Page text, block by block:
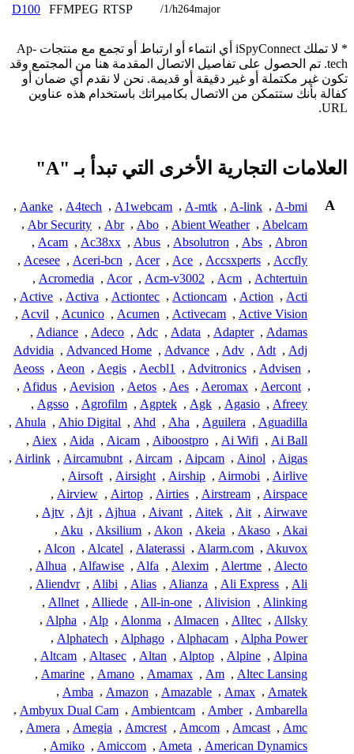
D100 FFMPEG RTSP /1/h264major
* لا تملك iSpyConnect أي انتماء أو ارتباط أو تجمع مع منتجات Ap-
tech. تم الحصول على تفاصيل الاتصال المقدمة هنا من المجتمع وقد
تكون غير مكتملة أو غير دقيقة أو قديمة. نحن لا نقدم أي ضمان أو
كفالة بأنك ستتمكن من الاتصال بكاميراتك باستخدام هذه عناوين
URL.
العلامات التجارية الأخرى التي تبدأ بـ "A"
A
A-bmi
,
A-link
,
A-mtk
,
A1webcam
,
A4tech
,
Aanke
,
Abelcam
,
Abient Weather
,
Abo
,
Abr
,
Abr Security
,
Abron
,
Abs
,
Absolutron
,
Abus
,
Ac38xx
,
Acam
,
Accfly
,
Accsxperts
,
Ace
,
Acer
,
Aceri-bcn
,
Acesee
,
Achtertuin
,
Acm
,
Acm-v3002
,
Acor
,
Acromedia
,
Acti
,
Action
,
Actioncam
,
Actiontec
,
Activa
,
Active
,
Active Vision
,
Activecam
,
Acumen
,
Acunico
,
Acvil
,
Adamas
,
Adapter
,
Adata
,
Adc
,
Adeco
,
Adiance
,
Adj
,
Adt
,
Adv
,
Advance
,
Advanced Home
,
Advidia
,
Advisen
,
Advitronics
,
Aecbl1
,
Aegis
,
Aeon
,
Aeoss
,
Aercont
,
Aeromax
,
Aes
,
Aetos
,
Aevision
,
Afidus
,
Afreey
,
Agasio
,
Agk
,
Agptek
,
Agrofilm
,
Agsso
,
Aguadilla
,
Aguilera
,
Aha
,
Ahd
,
Ahio Digital
,
Ahula
,
Ai Ball
,
Ai Wifi
,
Aiboostpro
,
Aicam
,
Aida
,
Aiex
,
Aigas
,
Ainol
,
Aipcam
,
Aircam
,
Aircamubnt
,
Airlink
,
Airlive
,
Airmobi
,
Airship
,
Airsight
,
Airsoft
,
Airspace
,
Airstream
,
Airties
,
Airtop
,
Airview
,
Airwave
,
Ait
,
Aitek
,
Aivant
,
Ajhua
,
Ajt
,
Ajtv
,
Akai
,
Akaso
,
Akeia
,
Akon
,
Aksilium
,
Aku
,
Akuvox
,
Alarm.com
,
Alaterassi
,
Alcatel
,
Alcon
,
Alecto
,
Alertme
,
Alexim
,
Alfa
,
Alfawise
,
Alhua
,
Ali
,
Ali Express
,
Alianza
,
Alias
,
Alibi
,
Aliendvr
,
Alinking
,
Alivision
,
All-in-one
,
Alliede
,
Allnet
,
Allsky
,
Alltec
,
Almacen
,
Alonma
,
Alp
,
Alpha
,
Alpha Power
,
Alphacam
,
Alphago
,
Alphatech
,
Alpina
,
Alpine
,
Alptop
,
Altan
,
Altasec
,
Altcam
,
Altec Lansing
,
Am
,
Amamax
,
Amano
,
Amarine
,
Amatek
,
Amax
,
Amazable
,
Amazon
,
Amba
,
Ambarella
,
Amber
,
Ambientcam
,
Ambyux Dual Cam
,
Amc
,
Amcast
,
Amcom
,
Amcrest
,
Amegia
,
Amera
,
American Dynamics
,
Ameta
,
Amiccom
,
Amiko
,